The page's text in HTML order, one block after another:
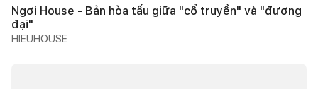
Ngơi House - Bản hòa tấu giữa "cổ truyền" và "đương
đại"
HIEUHOUSE